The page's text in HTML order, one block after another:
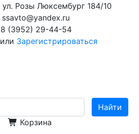
ул. Розы Люксембург 184/10
ssavto@yandex.ru
8 (3952) 29-44-54
или Зарегистрироваться
Корзина